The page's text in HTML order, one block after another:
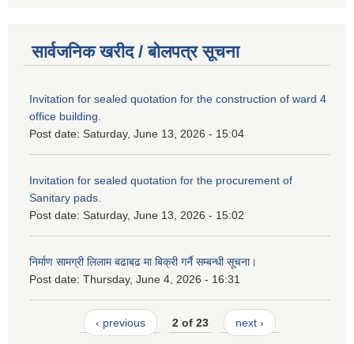
सार्वजनिक खरीद / बोलपत्र सूचना
Invitation for sealed quotation for the construction of ward 4
office building.
Post date: Saturday, June 13, 2026 - 15:04
Invitation for sealed quotation for the procurement of
Sanitary pads.
Post date: Saturday, June 13, 2026 - 15:02
निर्माण सामग्री लिलाम बढाबढ मा बिक्री गर्नै सम्बन्धी सूचना।
Post date: Thursday, June 4, 2026 - 16:31
‹ previous 2 of 23 next ›